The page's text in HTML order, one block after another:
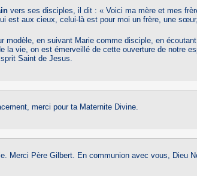
vers ses disciples, il dit : « Voici ma mère et mes
est aux cieux, celui-là est pour moi un frère, une
modèle, en suivant Marie comme disciple, en
la vie, on est émerveillé de cette ouverture de notre
Saint de Jesus.
merci pour ta Maternite Divine.
Merci Père Gilbert. En communion avec vous, Dieu